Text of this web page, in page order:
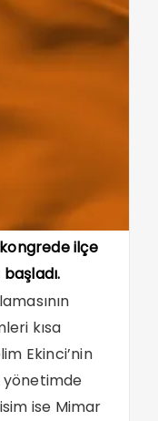
ilçe
kısa
Ekinci’nin
yönetimde
ise Mimar